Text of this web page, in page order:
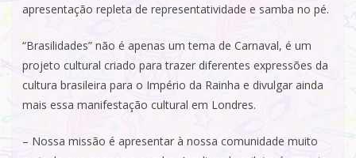
apresentação repleta de representatividade e samba no pé.
“Brasilidades” não é apenas um tema de Carnaval, é um
projeto cultural criado para trazer diferentes expressões da
cultura brasileira para o Império da Rainha e divulgar ainda
mais essa manifestação cultural em Londres.
– Nossa missão é apresentar à nossa comunidade muito